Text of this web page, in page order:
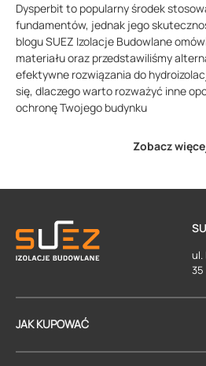
Dysperbit to popularny środek
fundamentów, jednak jego
blogu SUEZ Izolacje Budowlane
materiału oraz przedstawiliśmy
efektywne rozwiązania do
się, dlaczego warto rozważyć inne
ochronę Twojego budynku
Zobacz
ul.
35
JAK KUPOWAĆ